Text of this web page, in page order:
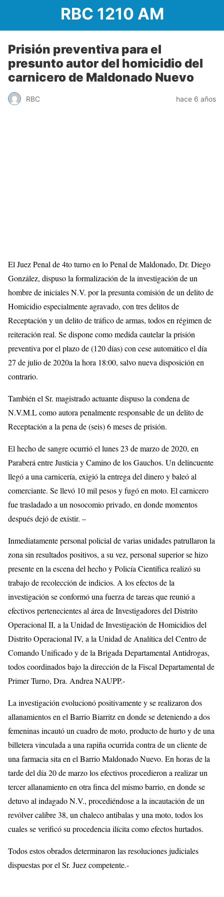
RBC 1210 AM
Prisión preventiva para el
presunto autor del homicidio del
carnicero de Maldonado Nuevo
RBC hace 6 años
El Juez Penal de 4to turno en lo Penal de Maldonado, Dr. Diego
González, dispuso la formalización de la investigación de un
hombre de iniciales N.V. por la presunta comisión de un delito de
Homicidio especialmente agravado, con tres delitos de
Receptación y un delito de tráfico de armas, todos en régimen de
reiteración real. Se dispone como medida cautelar la prisión
preventiva por el plazo de (120 días) con cese automático el día
27 de julio de 2020a la hora 18:00, salvo nueva disposición en
contrario.
También el Sr. magistrado actuante dispuso la condena de
N.V.M.L como autora penalmente responsable de un delito de
Receptación a la pena de (seis) 6 meses de prisión.
El hecho de sangre ocurrió el lunes 23 de marzo de 2020, en
Paraberá entre Justicia y Camino de los Gauchos. Un delincuente
llegó a una carnicería, exigió la entrega del dinero y baleó al
comerciante. Se llevó 10 mil pesos y fugó en moto. El carnicero
fue trasladado a un nosocomio privado, en donde momentos
después dejó de existir. –
Inmediatamente personal policial de varias unidades patrullaron la
zona sin resultados positivos, a su vez, personal superior se hizo
presente en la escena del hecho y Policía Científica realizó su
trabajo de recolección de indicios. A los efectos de la
investigación se conformó una fuerza de tareas que reunió a
efectivos pertenecientes al área de Investigadores del Distrito
Operacional II, a la Unidad de Investigación de Homicidios del
Distrito Operacional IV, a la Unidad de Analítica del Centro de
Comando Unificado y de la Brigada Departamental Antidrogas,
todos coordinados bajo la dirección de la Fiscal Departamental de
Primer Turno, Dra. Andrea NAUPP.-
La investigación evolucionó positivamente y se realizaron dos
allanamientos en el Barrio Biarritz en donde se deteniendo a dos
femeninas incautó un cuadro de moto, producto de hurto y de una
billetera vinculada a una rapiña ocurrida contra de un cliente de
una farmacia sita en el Barrio Maldonado Nuevo. En horas de la
tarde del día 20 de marzo los efectivos procedieron a realizar un
tercer allanamiento en otra finca del mismo barrio, en donde se
detuvo al indagado N.V., procediéndose a la incautación de un
revólver calibre 38, un chaleco antibalas y una moto, todos los
cuales se verificó su procedencia ilícita como efectos hurtados.
Todos estos obrados determinaron las resoluciones judiciales
dispuestas por el Sr. Juez competente.-